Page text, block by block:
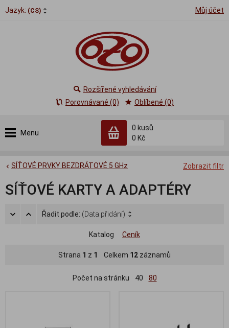
Jazyk: (CS) Můj účet
Menu
0 kusů
0 Kč
Rozšířené vyhledávání
Porovnávané (0)
Oblíbené (0)
Zobrazit filtr
SÍŤOVÉ PRVKY BEZDRÁTOVÉ 5 GHz
SÍŤOVÉ KARTY A ADAPTÉRY
Řadit podle: (Data přidání)
Katalog Ceník
Strana 1 z 1 Celkem 12 záznamů
Počet na stránku 40 80